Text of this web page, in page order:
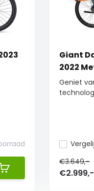
Giant
2022
Geniet
€3.649,-
€2.999,-